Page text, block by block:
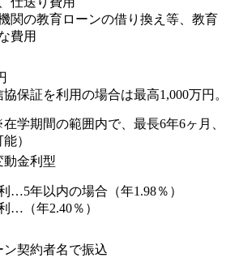
関の教育ローンの借り換え等、教育
費用
保証を利用の場合は最高1,000万円。
学期間の範囲内で、最長6年6ヶ月、
）
動金利型
…5年以内の場合（年1.98％）
…（年2.40％）
契約者名で振込